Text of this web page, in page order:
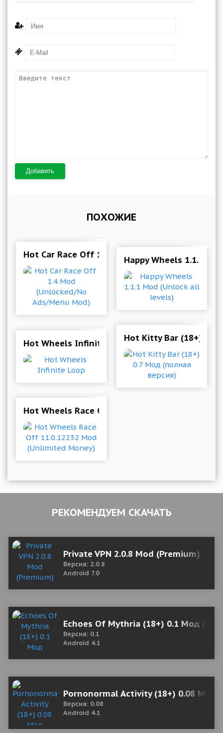
Добавить
ПОХОЖИЕ
Hot Car Race Off 1.4 Mod (Unlocked/No Ads/
Happy Wheels 1.1.1
Hot Wheels Infinite LoopHot Kitty Bar (18+) 0.7
Hot Wheels Race Off 11.0.12232 Mod
РЕКОМЕНДУЕМ СКАЧАТЬ
Private VPN 2.0.8 Mod (Premium)
Версия: 2.0.8
Android 7.0
Echoes Of Mythria (18+) 0.1 Мод
Версия: 0.1
Android 4.1
Pornonormal Activity (18+) 0.08 Мод
Версия: 0.08
Android 4.1